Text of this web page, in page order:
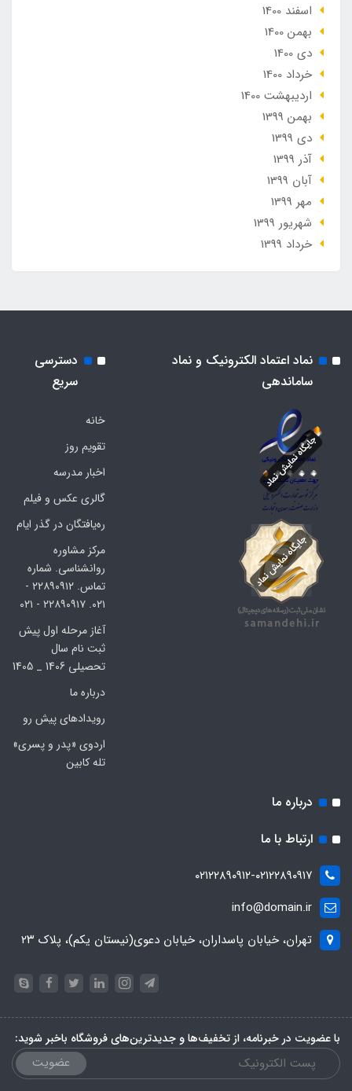
اسفند 1400
بهمن 1400
دی 1400
خرداد 1400
ارديبهشت 1400
بهمن 1399
دی 1399
آذر 1399
آبان 1399
مهر 1399
شهریور 1399
خرداد 1399
نماد اعتماد الکترونیک و نماد
ساماندهی
دسترسی
سریع
خانه
تقویم روز
اخبار مدرسه
گالری عکس و فیلم
ره‌یافتگان در گذر ایام
مرکز مشاوره
روانشناسی. شماره
تماس. ۲۲۸۹۰۹۱۲ -
۰۲۱. ۲۲۸۹۰۹۱۷ - ۰۲۱
آغاز مرحله اول پیش
ثبت نام سال
تحصیلی 1406 _ 1405
درباره ما
رویدادهای پیش رو
اردوی «پدر و پسری»
تله کابین
درباره ما
ارتباط با ما
۰۲۱۲۲۸۹۰۹۱۲-۰۲۱۲۲۸۹۰۹۱۷
info@domain.ir
تهران، خیابان پاسداران، خیابان دعوی(نیستان یکم)، پلاک ۲۳
با عضویت در خبرنامه، از تخفیف‌ها و جدیدترین‌های فروشگاه باخبر شوید:
عضویت